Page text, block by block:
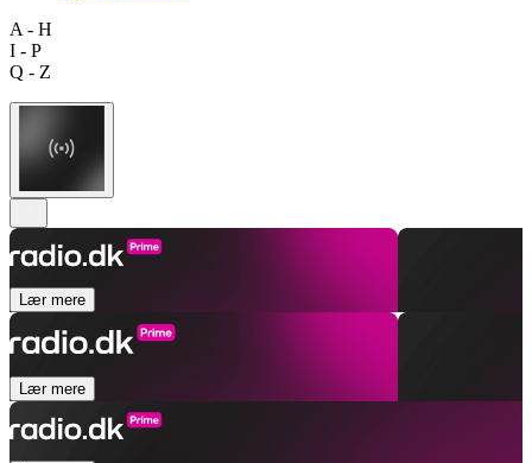
A - H
I - P
Q - Z
Lær mere
Lær mere